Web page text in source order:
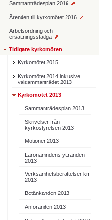
Sammanträdesplan 2016
Ärenden till kyrkomötet 2016
Arbetsordning och
ersättningsstadga
Tidigare kyrkomöten
Kyrkomötet 2015
Kyrkomötet 2014 inklusive
valsammanträdet 2013
Kyrkomötet 2013
Sammanträdesplan 2013
Skrivelser från
kyrkostyrelsen 2013
Motioner 2013
Läronämndens yttranden
2013
Verksamhetsberättelser km
2013
Betänkanden 2013
Anföranden 2013